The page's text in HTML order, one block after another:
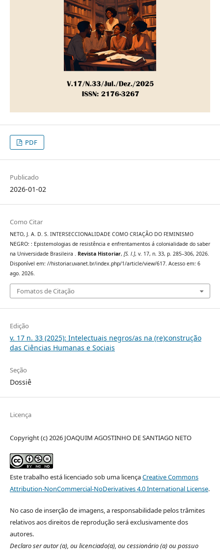
PDF
Publicado
2026-01-02
Como Citar
NETO, J. A. D. S. INTERSECCIONALIDADE COMO CRIAÇÃO DO FEMINISMO
NEGRO: : Epistemologias de resistência e enfrentamentos á colonialidade do saber
na Universidade Brasileira . Revista Historiar, [S. l.], v. 17, n. 33, p. 285–306, 2026.
Disponível em: //historiar.uvanet.br/index.php/1/article/view/617. Acesso em: 6
ago. 2026.
Fomatos de Citação
Edição
v. 17 n. 33 (2025): Intelectuais negros/as na (re)construção
das Ciências Humanas e Sociais
Seção
Dossiê
Licença
Copyright (c) 2026 JOAQUIM AGOSTINHO DE SANTIAGO NETO
Este trabalho está licenciado sob uma licençaCreative Commons
Attribution-NonCommercial-NoDerivatives 4.0 International License.
No caso de inserção de imagens, a responsabilidade pelos trâmites
relativos aos direitos de reprodução será exclusivamente dos
autores.
Declaro ser autor (a), ou licenciado(a), ou cessionário (a) ou possuo